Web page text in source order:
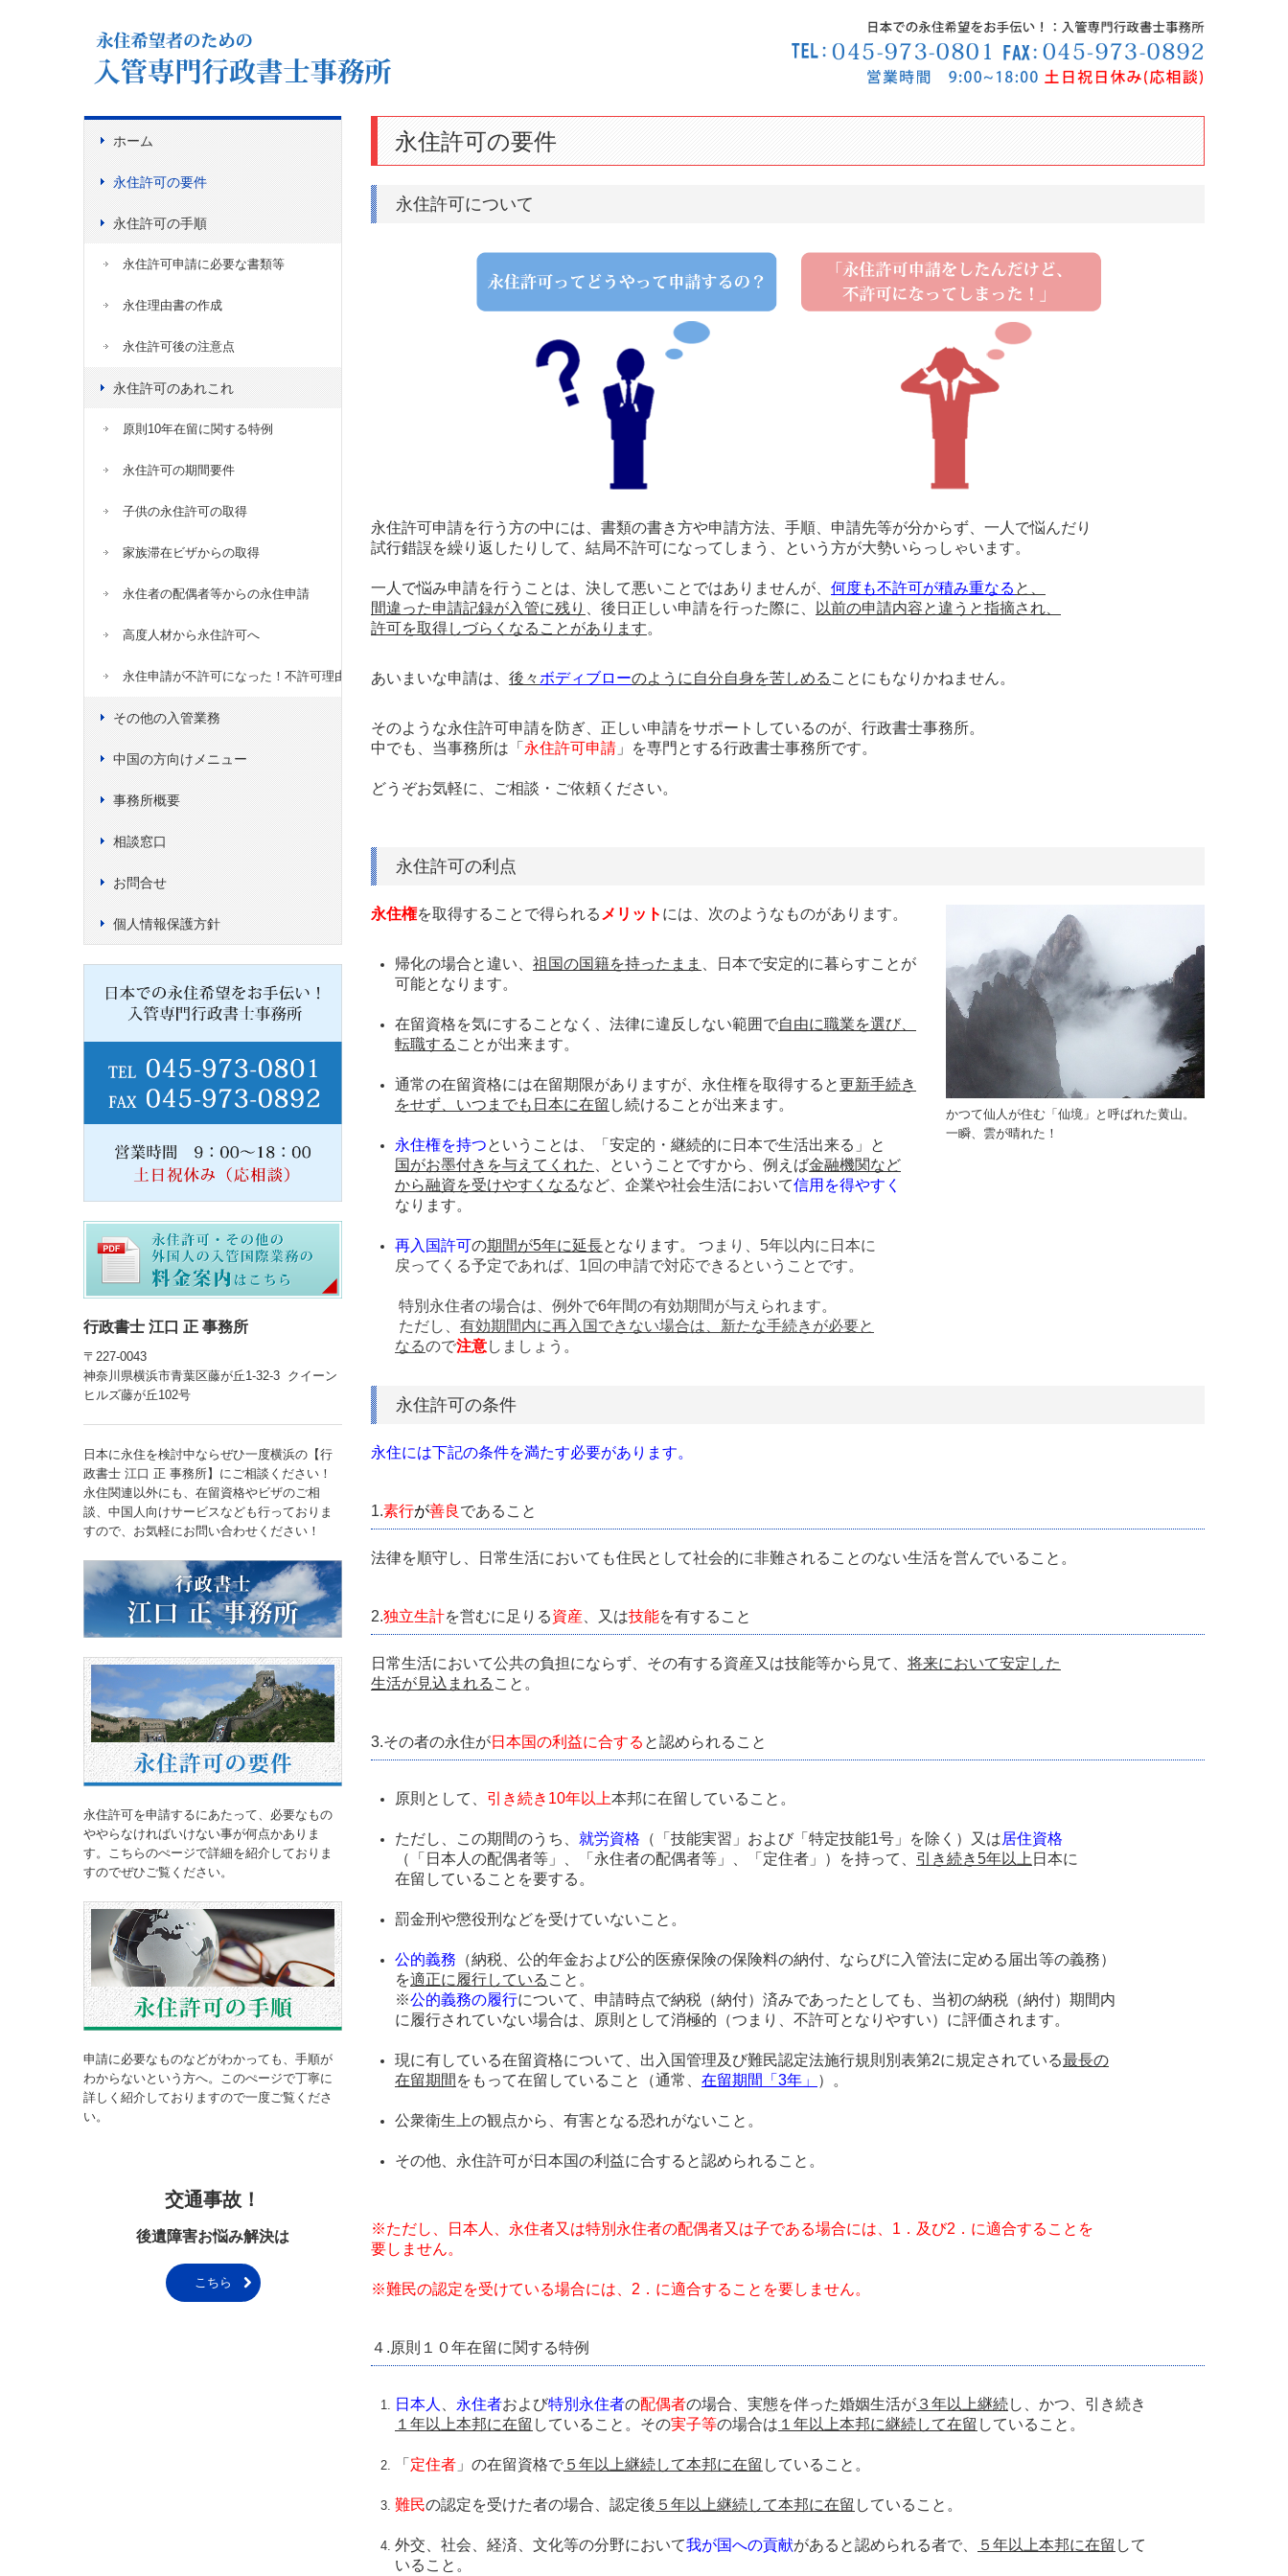
ホーム
永住許可の要件
永住許可の手順
永住許可申請に必要な書類等
永住理由書の作成
永住許可後の注意点
永住許可のあれこれ
原則10年在留に関する特例
永住許可の期間要件
子供の永住許可の取得
家族滞在ビザからの取得
永住者の配偶者等からの永住申請
高度人材から永住許可へ
永住申請が不許可になった！不許可理由３選
その他の入管業務
中国の方向けメニュー
事務所概要
相談窓口
お問合せ
個人情報保護方針
行政書士 江口 正 事務所
〒227-0043
神奈川県横浜市青葉区藤が丘1-32-3 クイーン
ヒルズ藤が丘102号
日本に永住を検討中ならぜひ一度横浜の【行
政書士 江口 正 事務所】にご相談ください！
永住関連以外にも、在留資格やビザのご相
談、中国人向けサービスなども行っておりま
すので、お気軽にお問い合わせください！
永住許可を申請するにあたって、必要なもの
ややらなければいけない事が何点かありま
す。こちらのぺージで詳細を紹介しておりま
すのでぜひご覧ください。
申請に必要なものなどがわかっても、手順が
わからないという方へ。このぺージで丁寧に
詳しく紹介しておりますので一度ご覧くださ
い。
交通事故！
後遺障害お悩み解決は
こちら
永住許可の要件
永住許可について
永住許可申請を行う方の中には、書類の書き方や申請方法、手順、申請先等が分からず、一人で悩んだり
試行錯誤を繰り返したりして、結局不許可になってしまう、という方が大勢いらっしゃいます。
一人で悩み申請を行うことは、決して悪いことではありませんが、 何度も不許可が積み重なる と、
間違った申請記録が入管に残り
、後日正しい申請を行った際に、
以前の申請内容と違うと指摘され、
許可を取得しづらくなることがあります。
あいまいな申請は、 後々 ボディブローのように自分自身を苦しめる ことにもなりかねません。
そのような永住許可申請を防ぎ、正しい申請をサポートしているのが、行政書士事務所。
中でも、当事務所は「 永住許可申請 」を専門とする行政書士事務所です。
どうぞお気軽に、ご相談・ご依頼ください。
永住許可の利点
永住権を取得することで得られる メリット には、次のようなものがあります。
帰化の場合と違い、 祖国の国籍を持ったまま
、日本で安定的に暮らすことが
可能となります。
在留資格を気にすることなく、法律に違反しない範囲で自由に職業を選び、
転職する ことが出来ます。
通常の在留資格には在留期限がありますが、永住権を取得すると更新手続き
をせず、いつまでも日本に在留 し続けることが出来ます。
永住権を持つということは、「安定的・継続的に日本で生活出来る」と
国がお墨付きを与えてくれた
、ということですから、例えば金融機関など
から融資を受けやすくなるなど、企業や社会生活において信用を得やすく
なります。
再入国許可の期間が5年に延長となります。
つまり、5年以内に日本に
戻ってくる予定であれば、1回の申請で対応できるということです。
特別永住者の場合は、例外で6年間の有効期間が与えられます。
ただし、 有効期間内に再入国できない場合は、新たな手続きが必要と
なるので注意しましょう 。
かつて仙人が住む「仙境」と呼ばれた黄山。
一瞬、雲が晴れた！
永住許可の条件
永住には下記の条件を満たす必要があります。
1.素行が善良 であること
法律を順守し、日常生活においても住民として社会的に非難されることのない生活を営んでいること。
2.独立生計を営むに足りる資産 、又は技能を有すること
日常生活において公共の負担にならず、その有する資産又は技能等から見て、 将来において安定した
生活が見込まれる こと。
3.その者の永住が日本国の利益に合する と認められる こと
原則として、 引き続き10年以上本邦に在留していること。
ただし、この期間のうち、 就労資格 （「技能実習」および「特定技能1号」を除く）又は居住資格
（「日本人の配偶者等」、「永住者の配偶者等」、「定住者」）を持って、 引き続き5年以上 日本に
在留していることを要する。
罰金刑や懲役刑などを受けていないこと。
公的義務 （納税、公的年金および公的医療保険の保険料の納付、ならびに入管法に定める届出等の義務）
を適正に履行している こと。
※公的義務の履行について、申請時点で納税（納付）済みであったとしても、当初の納税（納付）期間内
に履行されていない場合は、原則として消極的（つまり、不許可となりやすい）に評価されます。
現に有している在留資格について、出入国管理及び難民認定法施行規則別表第2に規定されている最長の
在留期間 をもって在留していること（通常、 在留期間「3年」 ）。
公衆衛生上の観点から、有害となる恐れがないこと。
その他、永住許可が日本国の利益に合すると認められること。
※ただし、日本人、永住者又は特別永住者の配偶者又は子である場合には、1．及び2．に適合することを
要しません。
※難民の認定を受けている場合には、2．に適合することを要しません。
４.原則１０年在留に関する特例
日本人 永住者および特別永住者の配偶者の場合、実態を伴った婚姻生活が ３年以上継続し、かつ、引き続き
１年以上本邦に在留 していること。その実子等の場合は １年以上本邦に継続して在留 していること。
「 定住者 」の在留資格で ５年以上継続して本邦に在留 していること。
難民の認定を受けた者の場合、認定後 ５年以上継続して本邦に在留 していること。
外交、社会、経済、文化等の分野において我が国への貢献があると認められる者で、 ５年以上本邦に在留 して
いること。